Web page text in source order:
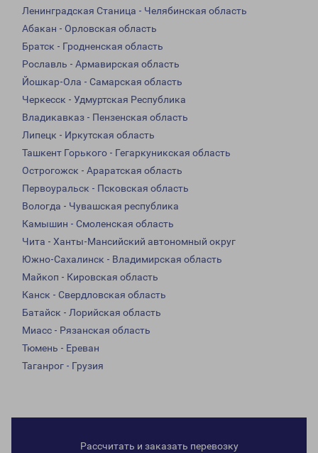
Ленинградская Станица - Челябинская область
Абакан - Орловская область
Братск - Гродненская область
Рославль - Армавирская область
Йошкар-Ола - Самарская область
Черкесск - Удмуртская Республика
Владикавказ - Пензенская область
Липецк - Иркутская область
Ташкент Горького - Гегаркуникская область
Острогожск - Араратская область
Первоуральск - Псковская область
Вологда - Чувашская республика
Камышин - Смоленская область
Чита - Ханты-Мансийский автономный округ
Южно-Сахалинск - Владимирская область
Майкоп - Кировская область
Канск - Свердловская область
Батайск - Лорийская область
Миасс - Рязанская область
Тюмень - Ереван
Таганрог - Грузия
Рассчитать и заказать перевозку